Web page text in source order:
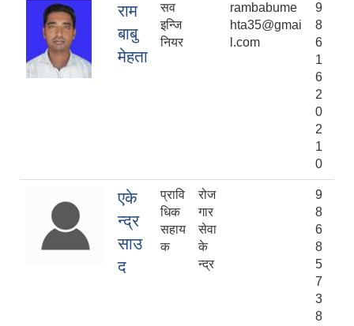
राम
बाबु
मेहता
सव
इन्जि
नियर
rambabume
hta35@gmai
l.com
9
8
6
1
6
2
0
2
1
0
एके
न्द्र
साउ
द
प्रावि
धिक
सहाय
क
रोज
गार
सेवा
के
न्द्र
9
8
6
8
5
7
3
8